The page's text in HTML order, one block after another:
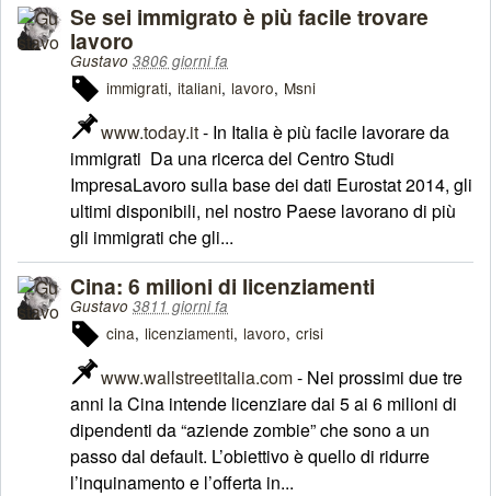
Se sei immigrato è più facile trovare
lavoro
Gustavo 3806 giorni fa
immigrati italiani lavoro Msni
www.today.it- In Italia è più facile lavorare da
immigrati Da una ricerca del Centro Studi
ImpresaLavoro sulla base dei dati Eurostat 2014, gli
ultimi disponibili, nel nostro Paese lavorano di più
gli immigrati che gli...
Cina: 6 milioni di licenziamenti
Gustavo 3811 giorni fa
cina licenziamenti lavoro crisi
www.wallstreetitalia.com- Nei prossimi due tre
anni la Cina intende licenziare dai 5 ai 6 milioni di
dipendenti da “aziende zombie” che sono a un
passo dal default. L’obiettivo è quello di ridurre
l’inquinamento e l’offerta in...